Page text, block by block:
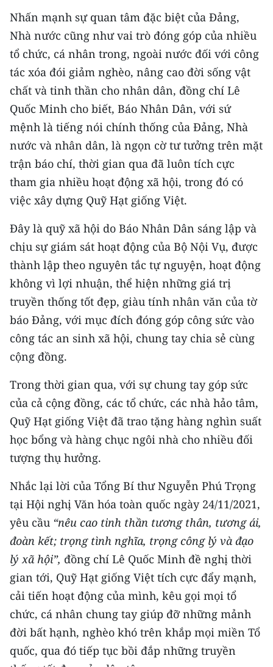
NHÂN DÂN HẰNG THÁNG
MUA BÁO
ĐỌC BÁO IN
ENGLISH
中文
FRANÇAIS
ESPAÑOL
Nhấn mạnh sự quan tâm đặc biệt của Đảng,
Nhà nước cũng như vai trò đóng góp của nhiều
tổ chức, cá nhân trong, ngoài nước đối với công
tác xóa đói giảm nghèo, nâng cao đời sống vật
chất và tinh thần cho nhân dân, đồng chí Lê
Quốc Minh cho biết, Báo Nhân Dân, với sứ
mệnh là tiếng nói chính thống của Đảng, Nhà
nước và nhân dân, là ngọn cờ tư tưởng trên mặt
trận báo chí, thời gian qua đã luôn tích cực
tham gia nhiều hoạt động xã hội, trong đó có
việc xây dựng Quỹ Hạt giống Việt.
Đây là quỹ xã hội do Báo Nhân Dân sáng lập và
chịu sự giám sát hoạt động của Bộ Nội Vụ, được
thành lập theo nguyên tắc tự nguyện, hoạt động
không vì lợi nhuận, thể hiện những giá trị
truyền thống tốt đẹp, giàu tính nhân văn của tờ
báo Đảng, với mục đích đóng góp công sức vào
công tác an sinh xã hội, chung tay chia sẻ cùng
cộng đồng.
Trong thời gian qua, với sự chung tay góp sức
của cả cộng đồng, các tổ chức, các nhà hảo tâm,
Quỹ Hạt giống Việt đã trao tặng hàng nghìn suất
học bổng và hàng chục ngôi nhà cho nhiều đối
tượng thụ hưởng.
Nhắc lại lời của Tổng Bí thư Nguyễn Phú Trọng
tại Hội nghị Văn hóa toàn quốc ngày 24/11/2021,
yêu cầu “nêu cao tinh thần tương thân, tương ái,
đoàn kết; trọng tình nghĩa, trọng công lý và đạo
lý xã hội”, đồng chí Lê Quốc Minh đề nghị thời
gian tới, Quỹ Hạt giống Việt tích cực đẩy mạnh,
cải tiến hoạt động của mình, kêu gọi mọi tổ
chức, cá nhân chung tay giúp đỡ những mảnh
đời bất hạnh, nghèo khó trên khắp mọi miền Tổ
quốc, qua đó tiếp tục bồi đắp những truyền